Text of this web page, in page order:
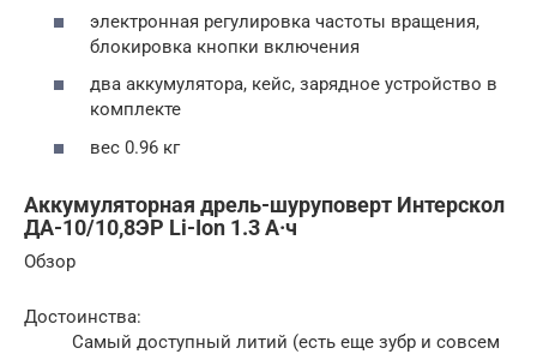
электронная регулировка частоты вращения,
блокировка кнопки включения
два аккумулятора, кейс, зарядное устройство в
комплекте
вес 0.96 кг
Аккумуляторная дрель-шуруповерт Интерскол
ДА-10/10,8ЭР Li-Ion 1.3 А·ч
Обзор
Достоинства:
Самый доступный литий (есть еще зубр и совсем